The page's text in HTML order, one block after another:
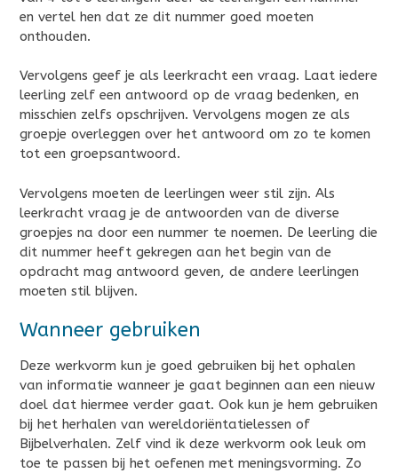
en vertel hen dat ze dit nummer goed moeten
onthouden.
Vervolgens geef je als leerkracht een vraag. Laat iedere
leerling zelf een antwoord op de vraag bedenken, en
misschien zelfs opschrijven. Vervolgens mogen ze als
groepje overleggen over het antwoord om zo te komen
tot een groepsantwoord.
Vervolgens moeten de leerlingen weer stil zijn. Als
leerkracht vraag je de antwoorden van de diverse
groepjes na door een nummer te noemen. De leerling die
dit nummer heeft gekregen aan het begin van de
opdracht mag antwoord geven, de andere leerlingen
moeten stil blijven.
Wanneer gebruiken
Deze werkvorm kun je goed gebruiken bij het ophalen
van informatie wanneer je gaat beginnen aan een nieuw
doel dat hiermee verder gaat. Ook kun je hem gebruiken
bij het herhalen van wereldoriëntatielessen of
Bijbelverhalen. Zelf vind ik deze werkvorm ook leuk om
toe te passen bij het oefenen met meningsvorming. Zo